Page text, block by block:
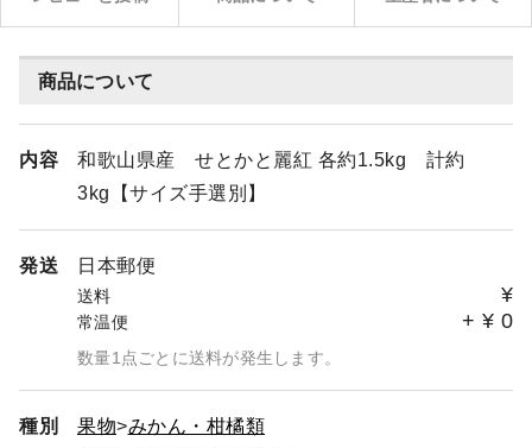
商品について
内容
和歌山県産 せとかと麗紅 各約1.5kg 計約
3kg【サイズ手選別】
発送 日本郵便
送料 ¥
常温便 + ¥ 0
数量1点ごとに送料が発生します。
種別 果物
みかん・柑橘類